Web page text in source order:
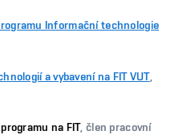
Informační technologie
a vybavení na FIT VUT,
na FIT, člen pracovní